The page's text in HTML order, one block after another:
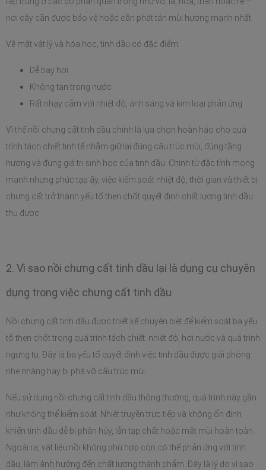
nơi cây cần được bảo vệ hoặc cần phát tán mùi hương mạnh nhất.
Về mặt vật lý và hóa học, tinh dầu có đặc điểm:
Dễ bay hơi
Không tan trong nước
Rất nhạy cảm với nhiệt độ, ánh sáng và kim loại phản ứng
Vì thế nồi chưng cất tinh dầu chính là lựa chọn hoàn hảo cho quá
trình tách chiết tinh tế nhằm giữ lại đúng cấu trúc mùi, đúng tầng
hương và đúng giá trị sinh học của tinh dầu. Chính từ đặc tính mong
manh nhưng phức tạp ấy, việc kiểm soát nhiệt độ, thời gian và thiết bị
chưng cất trở thành yếu tố then chốt quyết định chất lượng tinh dầu
thu được.
2. Vì sao nồi chưng cất tinh dầu lại là dụng cụ chuyên
dụng trong việc chưng cất tinh dầu
Nồi chưng cất tinh dầu được thiết kế chuyên biệt để kiểm soát ba yếu
tố then chốt trong quá trình tách chiết: nhiệt độ, hơi nước và quá trình
ngưng tụ. Đây là ba yếu tố quyết định việc tinh dầu được giải phóng
nhẹ nhàng hay bị phá vỡ cấu trúc mùi.
Nếu sử dụng nồi chưng cất tinh dầu thông thường, quá trình này gần
như không thể kiểm soát. Nhiệt truyền trực tiếp và không ổn định
khiến tinh dầu dễ bị phân hủy, lẫn tạp chất hoặc mất mùi hoàn toàn.
Ngoài ra, vật liệu nồi không phù hợp còn có thể phản ứng với tinh
dầu, làm ảnh hưởng đến chất lượng thành phẩm. Đây là lý do vì sao